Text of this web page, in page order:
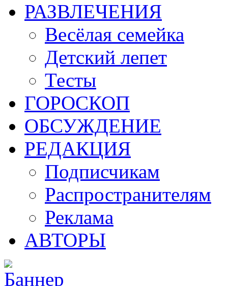
РАЗВЛЕЧЕНИЯ
Весёлая семейка
Детский лепет
Тесты
ГОРОСКОП
ОБСУЖДЕНИЕ
РЕДАКЦИЯ
Подписчикам
Распространителям
Реклама
АВТОРЫ